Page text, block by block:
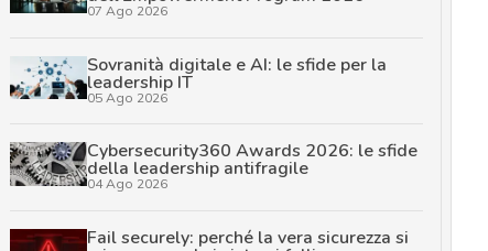
07 Ago 2026
Sovranità digitale e AI: le sfide per la
leadership IT
05 Ago 2026
Cybersecurity360 Awards 2026: le sfide
della leadership antifragile
04 Ago 2026
Fail securely: perché la vera sicurezza si